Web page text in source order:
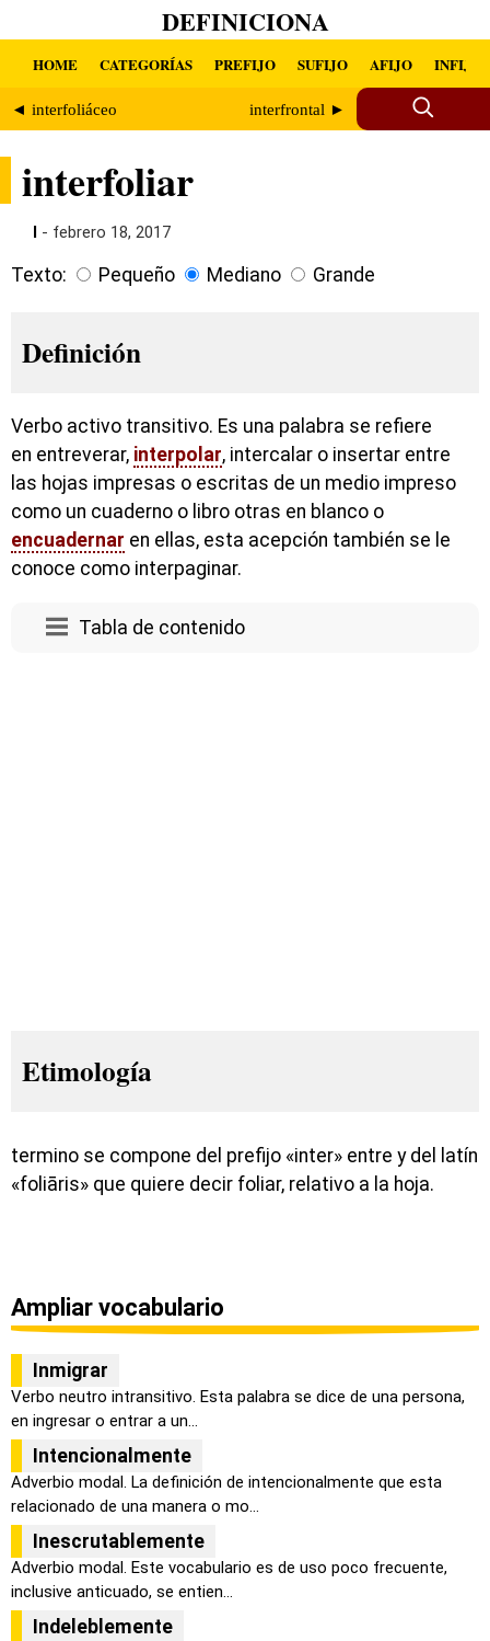
DEFINICIONA
HOME CATEGORÍAS PREFIJO SUFIJO AFIJO INFIJO
◄ interfoliáceo interfrontal ►
interfoliar
I - febrero 18, 2017
Texto: Pequeño Mediano Grande
Definición
Verbo activo transitivo. Es una palabra se refiere
en entreverar, interpolar, intercalar o insertar entre
las hojas impresas o escritas de un medio impreso
como un cuaderno o libro otras en blanco o
encuadernar en ellas, esta acepción también se le
conoce como interpaginar.
Tabla de contenido
Etimología
termino se compone del prefijo «inter» entre y del latín
«foliāris» que quiere decir foliar, relativo a la hoja.
Ampliar vocabulario
Inmigrar
Verbo neutro intransitivo. Esta palabra se dice de una persona,
en ingresar o entrar a un...
Intencionalmente
Adverbio modal. La definición de intencionalmente que esta
relacionado de una manera o mo...
Inescrutablemente
Adverbio modal. Este vocabulario es de uso poco frecuente,
inclusive anticuado, se entien...
Indeleblemente